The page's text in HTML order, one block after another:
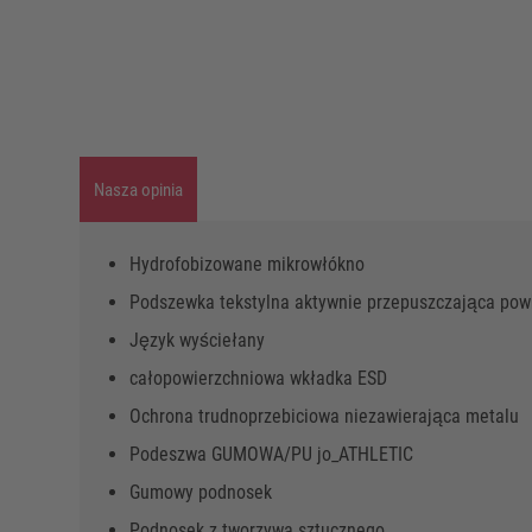
Nasza opinia
Hydrofobizowane mikrowłókno
Podszewka tekstylna aktywnie przepuszczająca
Język wyściełany
całopowierzchniowa wkładka ESD
Ochrona trudnoprzebiciowa niezawierająca metalu
Podeszwa GUMOWA/PU jo_ATHLETIC
Gumowy podnosek